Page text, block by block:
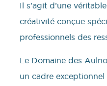
Il s’agit d’une
créativité conçue
professionnels des
Le Domaine des
un cadre